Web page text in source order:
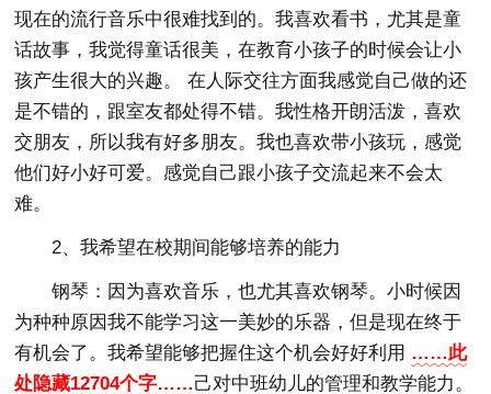
现在的流行音乐中很难找到的。我喜欢看书，尤其是童
话故事，我觉得童话很美，在教育小孩子的时候会让小
孩产生很大的兴趣。 在人际交往方面我感觉自己做的还
是不错的，跟室友都处得不错。我性格开朗活泼，喜欢
交朋友，所以我有好多朋友。我也喜欢带小孩玩，感觉
他们好小好可爱。感觉自己跟小孩子交流起来不会太
难。
2、我希望在校期间能够培养的能力
钢琴：因为喜欢音乐，也尤其喜欢钢琴。小时候因
为种种原因我不能学习这一美妙的乐器，但是现在终于
有机会了。我希望能够把握住这个机会好好利用 ……此
处隐藏12704个字……己对中班幼儿的管理和教学能力。